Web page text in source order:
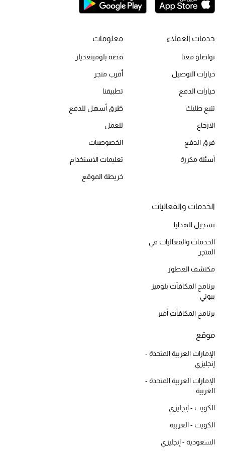
خدمات العملاء
تواصلو معنا
خيارات التوصيل
خيارات الدفع
تتبع طلبك
الارجاع
فرق الدفع
أسئلة مكررة
معلومات
قصة بلومينغديلز
أقرب متجر
تطبيقنا
طُرق أسهل للدفع
للعمل
الخصوصيات
تعليمات الاستخدام
خريطة الموقع
الخدمات والفعاليات
تسجيل الهدايا
الخدمات والفعاليات في
المتجر
مكتشف العطور
برنامج المكافآت بلوميز
بيوتي
برنامج المكافآت أمبر
موقع
الإمارات العربية المتحدة -
إنجليزي
الإمارات العربية المتحدة -
العربية
الكويت - إنجليزي
الكويت - العربية
السعودية - إنجليزي